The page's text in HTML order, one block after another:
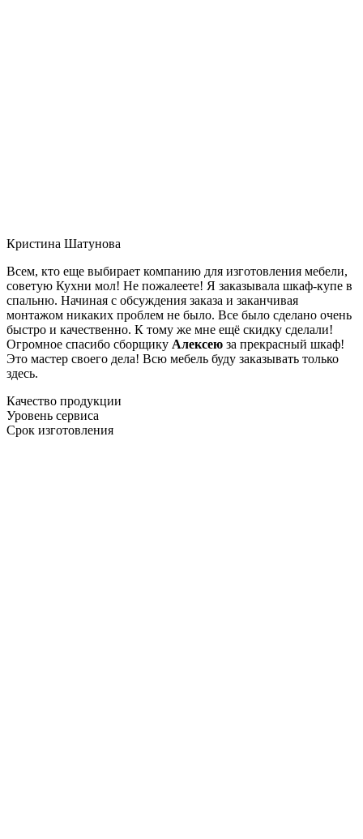
Кристина Шатунова
Всем, кто еще выбирает компанию для изготовления мебели,
советую Кухни мол! Не пожалеете! Я заказывала шкаф-купе в
спальню. Начиная с обсуждения заказа и заканчивая
монтажом никаких проблем не было. Все было сделано очень
быстро и качественно. К тому же мне ещё скидку сделали!
Огромное спасибо сборщику Алексею за прекрасный шкаф!
Это мастер своего дела! Всю мебель буду заказывать только
здесь.
Качество продукции
Уровень сервиса
Срок изготовления